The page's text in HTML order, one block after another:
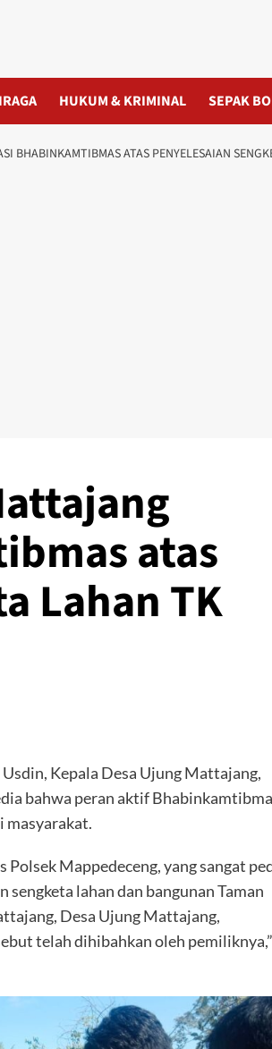
HUKUM & KRIMINAL SEPAK
BHABINKAMTIBMAS ATAS PENYELESAIAN
atas
Lahan TK
Kepala Desa Ujung Mattajang,
bahwa peran aktif
masyarakat.
Mappedeceng, yang sangat
lahan dan bangunan Taman
Desa Ujung Mattajang,
telah dihibahkan oleh pemiliknya,”